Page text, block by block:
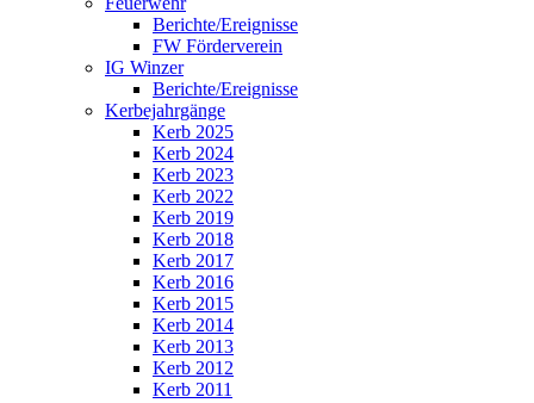
Berichte/Ereignisse
FW Förderverein
IG Winzer
Berichte/Ereignisse
Kerbejahrgänge
Kerb 2025
Kerb 2024
Kerb 2023
Kerb 2022
Kerb 2019
Kerb 2018
Kerb 2017
Kerb 2016
Kerb 2015
Kerb 2014
Kerb 2013
Kerb 2012
Kerb 2011